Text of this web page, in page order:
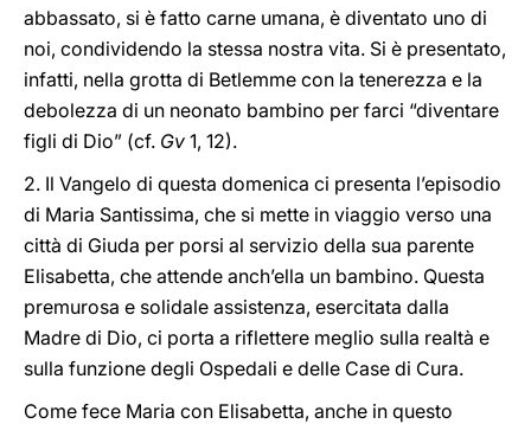
abbassato, si è fatto carne umana, è diventato uno di
noi, condividendo la stessa nostra vita. Si è presentato,
infatti, nella grotta di Betlemme con la tenerezza e la
debolezza di un neonato bambino per farci “diventare
figli di Dio” (cf. Gv 1, 12).
2. Il Vangelo di questa domenica ci presenta l’episodio
di Maria Santissima, che si mette in viaggio verso una
città di Giuda per porsi al servizio della sua parente
Elisabetta, che attende anch’ella un bambino. Questa
premurosa e solidale assistenza, esercitata dalla
Madre di Dio, ci porta a riflettere meglio sulla realtà e
sulla funzione degli Ospedali e delle Case di Cura.
Come fece Maria con Elisabetta, anche in questo